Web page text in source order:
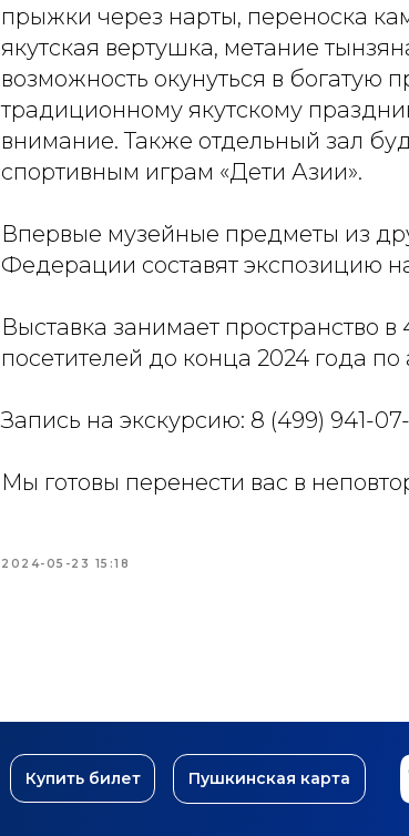
прыжки через нарты, переноска
якутская вертушка, метание
возможность окунуться в
традиционному якутскому
внимание. Также отдельный зал
спортивным играм «Дети Азии».
Впервые музейные предметы из
Федерации составят экспозицию
Выставка занимает пространство
посетителей до конца 2024 года по
Запись на экскурсию: 8 (499) 941-
Мы готовы перенести вас в
2024-05-23 15:18
Купить билет Пушкинская карта